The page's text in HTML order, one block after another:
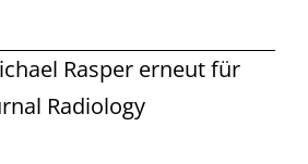
Rasper erneut für
Radiology